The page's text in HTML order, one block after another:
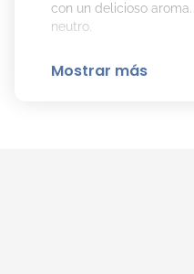
con un delicioso
neutro.
Mostrar más